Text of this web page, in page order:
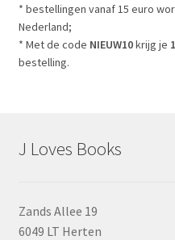
* bestellingen vanaf 15 euro
Nederland;
* Met de code NIEUW10krijg je
bestelling.
J Loves Books
Zands Allee 19
6049 LT Herten